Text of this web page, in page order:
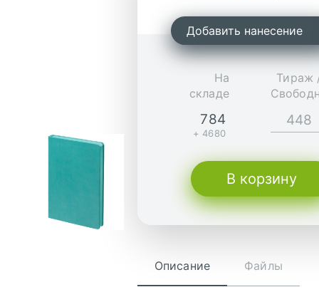
Добавить нанесение
На
складе
Тираж
784
+ 4680
В корзину
Описание Файлы